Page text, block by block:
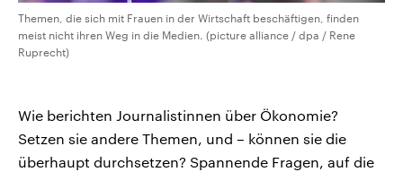
Themen, die sich mit Frauen in der Wirtschaft beschäftigen, finden
meist nicht ihren Weg in die Medien. (picture alliance / dpa / Rene
Ruprecht)
Wie berichten Journalistinnen über Ökonomie?
Setzen sie andere Themen, und – können sie die
überhaupt durchsetzen? Spannende Fragen, auf die